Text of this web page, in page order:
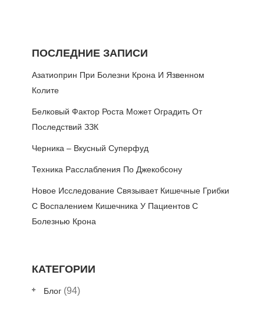
ПОСЛЕДНИЕ ЗАПИСИ
Азатиоприн При Болезни Крона И Язвенном
Колите
Белковый Фактор Роста Может Оградить От
Последствий ЗЗК
Черника – Вкусный Суперфуд
Техника Расслабления По Джекобсону
Новое Исследование Связывает Кишечные Грибки
С Воспалением Кишечника У Пациентов С
Болезнью Крона
КАТЕГОРИИ
Блог (94)